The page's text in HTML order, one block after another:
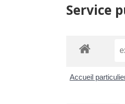
Service
Accueil